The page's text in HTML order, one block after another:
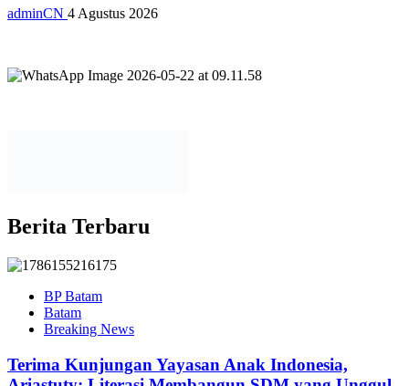
adminCN 4 Agustus 2026
Berita Terbaru
BP Batam
Batam
Breaking News
Terima Kunjungan Yayasan Anak Indonesia,